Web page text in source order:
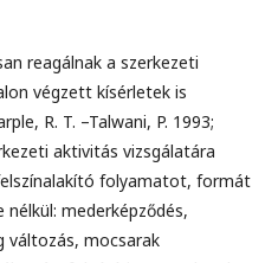
reagálnak a szerkezeti
végzett kísérletek is
R. T. –Talwani, P. 1993;
aktivitás vizsgálatára
folyamatot, formát
mederképződés,
változás, mocsarak